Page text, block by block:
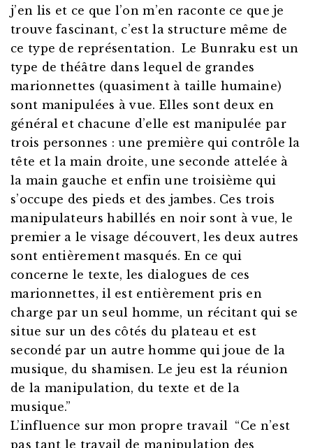
j’en lis et ce que l’on m’en raconte ce que je
trouve fascinant, c’est la structure même de
ce type de représentation. Le Bunraku est un
type de théâtre dans lequel de grandes
marionnettes (quasiment à taille humaine)
sont manipulées à vue. Elles sont deux en
général et chacune d’elle est manipulée par
trois personnes : une première qui contrôle la
tête et la main droite, une seconde attelée à
la main gauche et enfin une troisième qui
s’occupe des pieds et des jambes. Ces trois
manipulateurs habillés en noir sont à vue, le
premier a le visage découvert, les deux autres
sont entièrement masqués. En ce qui
concerne le texte, les dialogues de ces
marionnettes, il est entièrement pris en
charge par un seul homme, un récitant qui se
situe sur un des côtés du plateau et est
secondé par un autre homme qui joue de la
musique, du shamisen. Le jeu est la réunion
de la manipulation, du texte et de la
musique.”
L’influence sur mon propre travail “Ce n’est
pas tant le travail de manipulation des